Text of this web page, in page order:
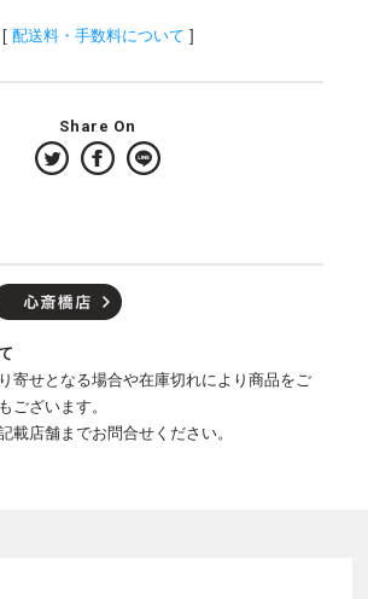
[ 配送料・手数料について ]
Share On
寄せとなる場合や在庫切れにより商品をご
ございます。
載店舗までお問合せください。